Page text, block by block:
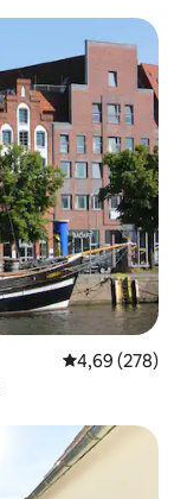
Évaluation
4,69 (278)